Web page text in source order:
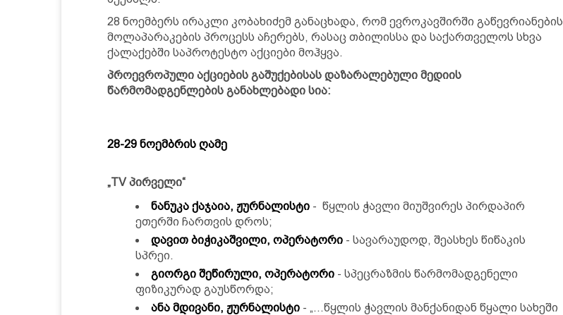
28 ნოემბერს ირაკლი კობახიძემ განაცხადა, რომ ევროკავშირში გაწევრიანების
მოლაპარაკების პროცესს აჩერებს, რასაც თბილისსა და საქართველოს სხვა
ქალაქებში საპროტესტო აქციები მოჰყვა.
პროევროპული აქციების გაშუქებისას დაზარალებული მედიის
წარმომადგენლების განახლებადი სია:
28-29 ნოემბრის ღამე
„TV პირველი“
ნანუკა ქაჯაია, ჟურნალისტი - წყლის ჭავლი მიუშვირეს პირდაპირ
ეთერში ჩართვის დროს;
დავით ბიჭიკაშვილი, ოპერატორი - სავარაუდოდ, შეასხეს წიწაკის
სპრეი.
გიორგი შეწირული, ოპერატორი - სპეცრაზმის წარმომადგენელი
ფიზიკურად გაუსწორდა;
ანა მდივანი, ჟურნალისტი - „...წყლის ჭავლის მანქანიდან წყალი სახეში